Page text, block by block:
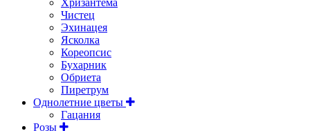
Чистец
Эхинацея
Ясколка
Кореопсис
Бухарник
Обриета
Пиретрум
Однолетние цветы
Гацания
Розы